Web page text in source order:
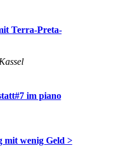
Terra-Preta-
im piano
mit wenig Geld >